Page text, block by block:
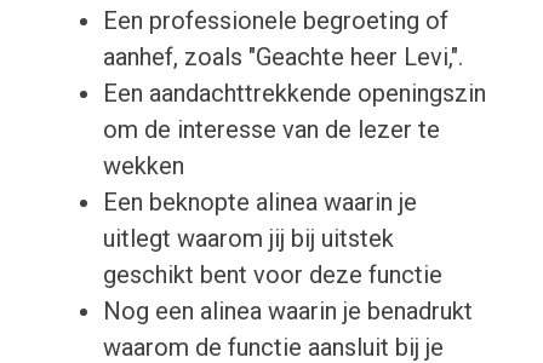
Een professionele begroeting of
aanhef, zoals "Geachte heer Levi,".
Een aandachttrekkende openingszin
om de interesse van de lezer te
wekken
Een beknopte alinea waarin je
uitlegt waarom jij bij uitstek
geschikt bent voor deze functie
Nog een alinea waarin je benadrukt
waarom de functie aansluit bij je